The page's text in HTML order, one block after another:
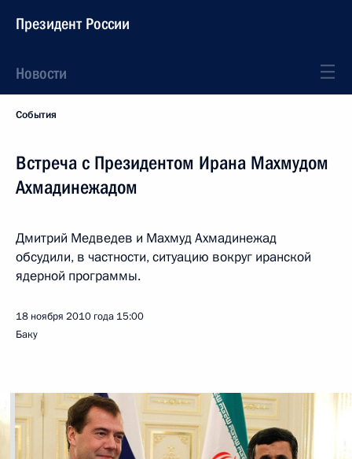
Президент России
Новости
События
Встреча с Президентом Ирана Махмудом
Ахмадинежадом
Дмитрий Медведев и Махмуд Ахмадинежад
обсудили, в частности, ситуацию вокруг иранской
ядерной программы.
18 ноября 2010 года 15:00
Баку